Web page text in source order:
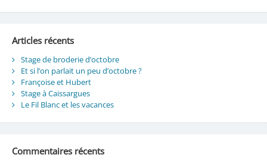
Articles récents
Stage de broderie d’octobre
Et si l’on parlait un peu d’octobre ?
Françoise et Hubert
Stage à Caissargues
Le Fil Blanc et les vacances
Commentaires récents